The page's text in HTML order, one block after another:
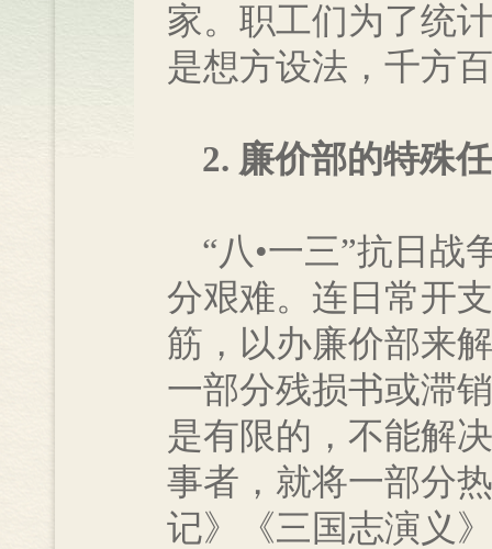
家。职工们为了统
是想方设法，千方
2. 廉价部的特殊
“八•一三”抗日战
分艰难。连日常开
筋，以办廉价部来
一部分残损书或滞
是有限的，不能解
事者，就将一部分
记》《三国志演义》